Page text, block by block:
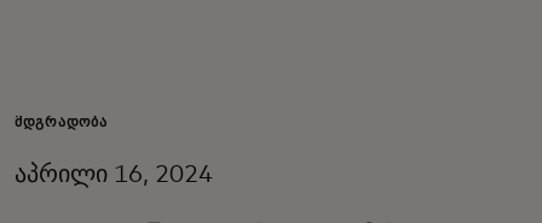
ბიზნესისთვის
მსოფლიოსთვის
ᲛᲓᲒᲠᲐᲓᲝᲑᲐ
აპრილი 16, 2024